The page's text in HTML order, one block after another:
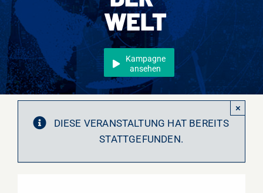
Events
Überregional
Jobs
Newsletter
Kontakt
WELT
Kampagne
ansehen
DIESE VERANSTALTUNG HAT BEREITS
STATTGEFUNDEN.
×